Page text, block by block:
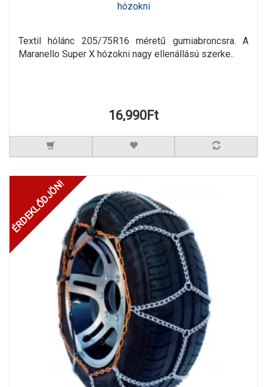
hózokni
Textil hólánc 205/75R16 méretű gumiabroncsra. A
Maranello Super X hózokni nagy ellenállású szerke..
16,990Ft
ÉRDEKLŐDJÖN!